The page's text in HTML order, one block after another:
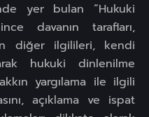
yer bulan “Hukuki
davanın tarafları,
diğer ilgilileri, kendi
hukuki dinlenilme
yargılama ile ilgili
açıklama ve ispat